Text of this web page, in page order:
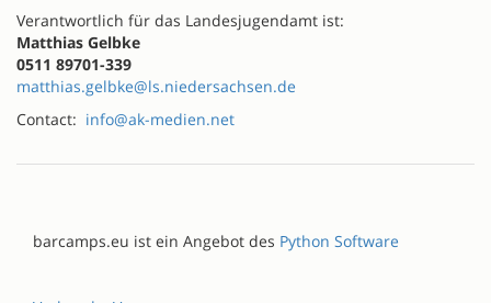
Verantwortlich für das Landesjugendamt ist:
Matthias Gelbke
0511 89701-339
matthias.gelbke@ls.niedersachsen.de
Contact: info@ak-medien.net
barcamps.eu ist ein Angebot des Python Software